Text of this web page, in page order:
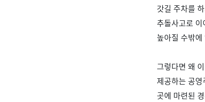
갓길 주차를
추돌사고로
높아질 수밖
그렇다면 왜
제공하는 공
곳에 마련된